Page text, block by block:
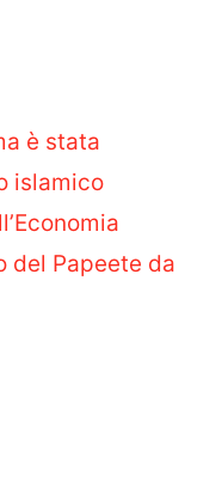
è stata
islamico
del Papeete da